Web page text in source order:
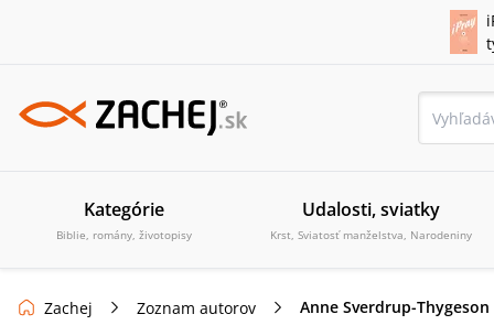
Kategórie
Biblie, romány, životopisy
Udalosti, sviatky
Krst, Sviatosť manželstva, Narodeniny
Zachej Zoznam autorov Anne Sverdrup-Thygeson